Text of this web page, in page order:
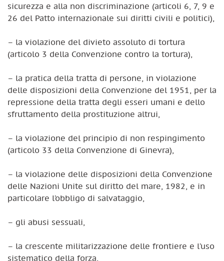
sicurezza e alla non discriminazione (articoli 6, 7, 9 e
26 del Patto internazionale sui diritti civili e politici),
– la violazione del divieto assoluto di tortura
(articolo 3 della Convenzione contro la tortura),
– la pratica della tratta di persone, in violazione
delle disposizioni della Convenzione del 1951, per la
repressione della tratta degli esseri umani e dello
sfruttamento della prostituzione altrui,
– la violazione del principio di non respingimento
(articolo 33 della Convenzione di Ginevra),
– la violazione delle disposizioni della Convenzione
delle Nazioni Unite sul diritto del mare, 1982, e in
particolare l’obbligo di salvataggio,
– gli abusi sessuali,
– la crescente militarizzazione delle frontiere e l’uso
sistematico della forza,